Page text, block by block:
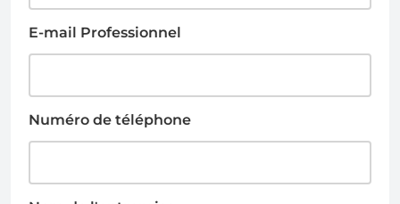
E-mail Professionnel
Numéro de téléphone